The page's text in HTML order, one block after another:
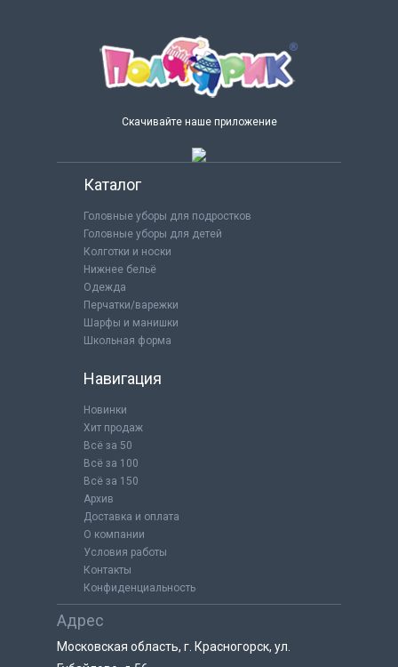
Скачивайте наше приложение
Каталог
Головные уборы для подростков
Головные уборы для детей
Колготки и носки
Нижнее бельё
Одежда
Перчатки/варежки
Шарфы и манишки
Школьная форма
Навигация
Новинки
Хит продаж
Всё за 50
Всё за 100
Всё за 150
Архив
Доставка и оплата
О компании
Условия работы
Контакты
Конфиденциальность
Адрес
Московская область, г. Красногорск, ул.